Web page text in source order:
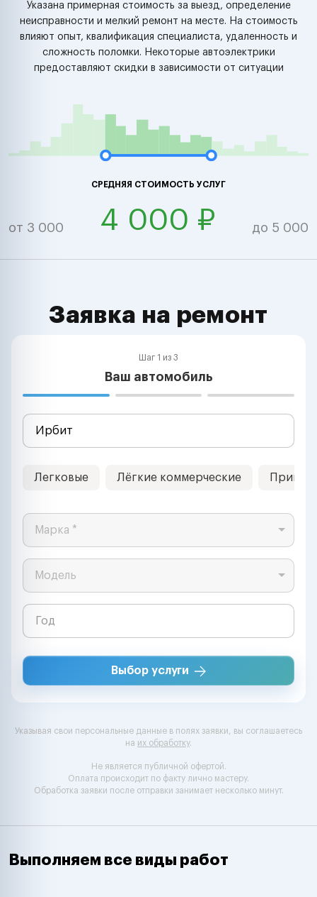
Указана примерная стоимость за выезд, определение
неисправности и мелкий ремонт на месте. На стоимость
влияют опыт, квалификация специалиста, удаленность и
сложность поломки. Некоторые автоэлектрики
предоставляют скидки в зависимости от ситуации
СРЕДНЯЯ СТОИМОСТЬ УСЛУГ
от 3 000 4 000 ₽ до 5 000
Заявка на ремонт
Шаг 1 из 3
Ваш автомобиль
Легковые Лёгкие коммерческие
Марка *
Модель
Выбор услуги
Указывая свои персональные данные в полях заявки, вы соглашаетесь
на их обработку.
Не является публичной офертой.
Оплата происходит по факту лично мастеру.
Обработка заявки после отправки занимает несколько минут.
Выполняем все виды работ